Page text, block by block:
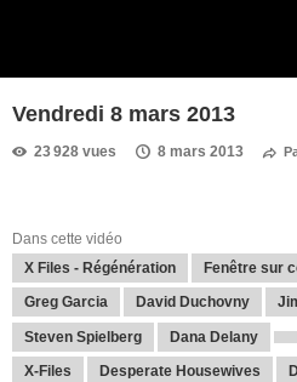
Vendredi 8 mars 2013
23 928 vues 8 mars 2013
Dans cette vidéo
X Files - Régénération
Fenêtre sur
Greg Garcia David Duchovny
Steven Spielberg Dana Delany
X-Files Desperate Housewives